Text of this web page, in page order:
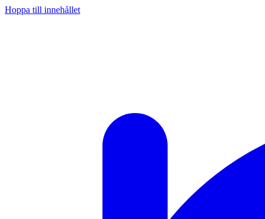
Hoppa till innehållet